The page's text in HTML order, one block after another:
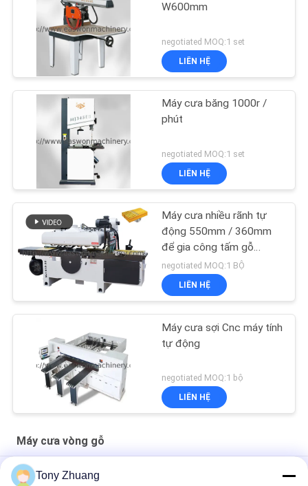
W600mm
negotiated MOQ:1 set
LIÊN HỆ
Máy cưa băng 1000r /
phút
negotiated MOQ:1 set
LIÊN HỆ
Máy cưa nhiều rãnh tự
động 550mm / 360mm
để gia công tấm gỗ
nguyên khối
negotiated MOQ:1 BỘ
LIÊN HỆ
Máy cưa sợi Cnc máy tính
tự động
negotiated MOQ:1 bộ
LIÊN HỆ
Máy cưa vòng gỗ
Máy cưa dây đai chế biến gỗ CE Máy cưa vòng trượt MJ243C
Tony Zhuang